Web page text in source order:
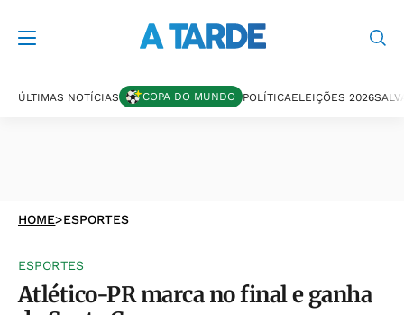
ÚLTIMAS NOTÍCIAS COPA DO MUNDO POLÍTICAELEIÇÕES 2026
HOME>ESPORTES
ESPORTES
Atlético-PR marca no final e ganha